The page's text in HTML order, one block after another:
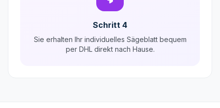
Schritt 4
Sie erhalten Ihr individuelles Sägeblatt bequem
per DHL direkt nach Hause.